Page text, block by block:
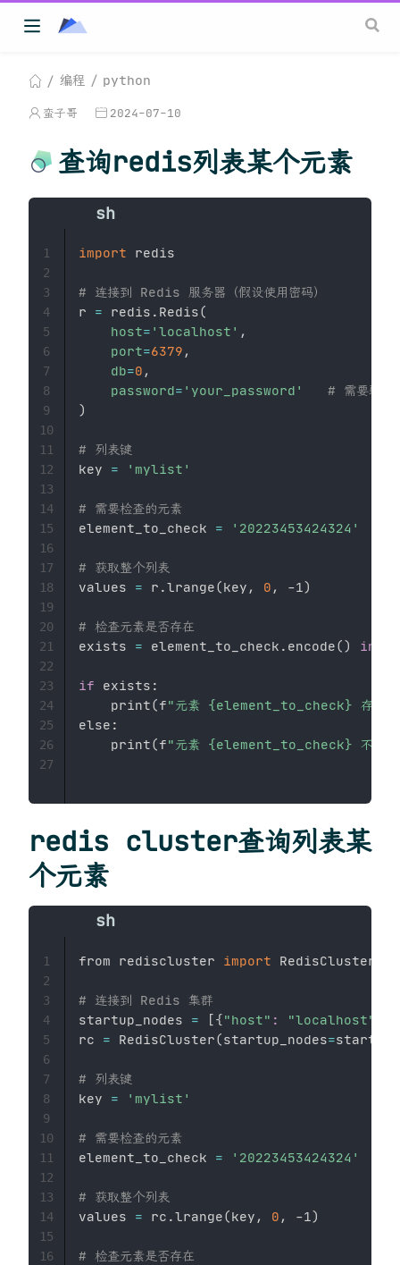
编程 python
蛮子哥 2024-07-10
查询redis列表某个元素
import redis
# 连接到 Redis 服务器（假设使用密码）
r = redis.Redis(
host= 'localhost' ,
port=6379 ,
db=0 ,
password= 'your_password'
# 需要验证
)
# 列表键
key = 'mylist'
# 需要检查的元素
element_to_check = '20223453424324'
# 获取整个列表
values = r.lrange(key, 0 , -1)
# 检查元素是否存在
exists = element_to_check.encode( ) in
if exists:
    print
(f"元素 {element_to_check} 存在于
else:
    print
(f"元素 {element_to_check} 不存在
1
2
3
4
5
6
7
8
9
10
11
12
13
14
15
16
17
18
19
20
21
22
23
24
25
26
27
redis cluster查询列表某
个元素
from rediscluster import RedisCluster
# 连接到 Redis 集群
startup_nodes = [{"host" : "localhost"
rc = RedisCluster(startup_nodes=
# 列表键
key = 'mylist'
# 需要检查的元素
element_to_check = '20223453424324'
# 获取整个列表
values = rc.lrange(key, 0 , -1)
# 检查元素是否存在
1
2
3
4
5
6
7
8
9
10
11
12
13
14
15
16